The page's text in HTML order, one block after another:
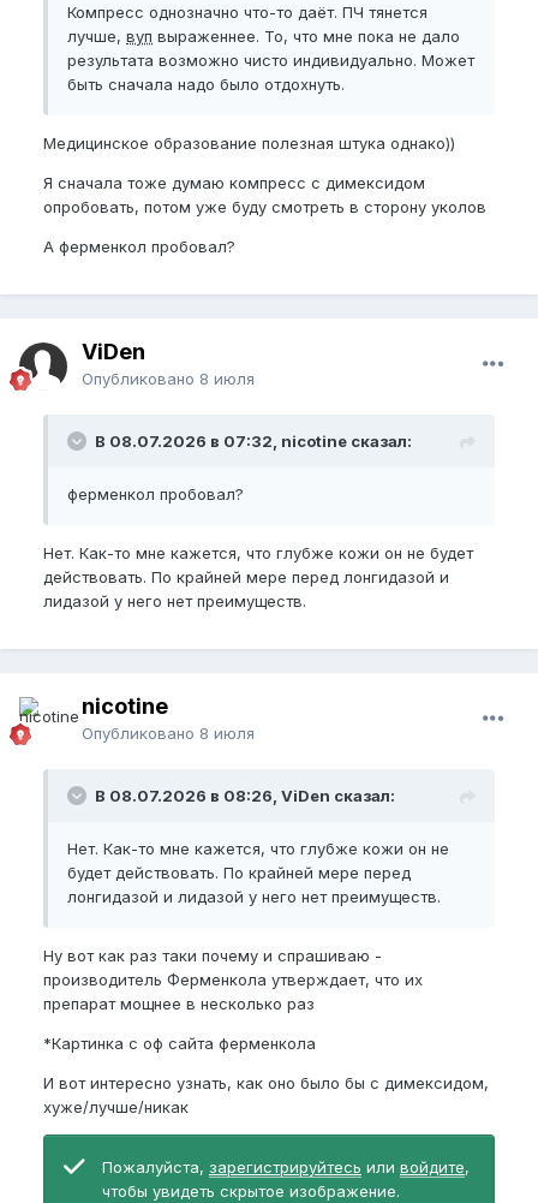
Компресс однозначно что-то даёт. ПЧ тянется
лучше, вуп выраженнее. То, что мне пока не дало
результата возможно чисто индивидуально. Может
быть сначала надо было отдохнуть.
Медицинское образование полезная штука однако))
Я сначала тоже думаю компресс с димексидом
опробовать, потом уже буду смотреть в сторону уколов
А ферменкол пробовал?
ViDen
Опубликовано 8 июля
В 08.07.2026 в 07:32, nicotine сказал:
ферменкол пробовал?
Нет. Как-то мне кажется, что глубже кожи он не будет
действовать. По крайней мере перед лонгидазой и
лидазой у него нет преимуществ.
nicotine
Опубликовано 8 июля
В 08.07.2026 в 08:26, ViDen сказал:
Нет. Как-то мне кажется, что глубже кожи он не
будет действовать. По крайней мере перед
лонгидазой и лидазой у него нет преимуществ.
Ну вот как раз таки почему и спрашиваю -
производитель Ферменкола утверждает, что их
препарат мощнее в несколько раз
*Картинка с оф сайта ферменкола
И вот интересно узнать, как оно было бы с димексидом,
хуже/лучше/никак
Пожалуйста, зарегистрируйтесь или войдите,
чтобы увидеть скрытое изображение.